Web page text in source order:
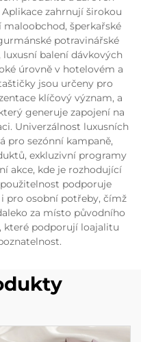
zahrnují širokou
šperkařské
potravinářské
balení dávkových
úrovně v hotelovém a
jsou určeny pro
klíčový význam, a
generuje zapojení na
Univerzálnost luxusních
pro sezónní kampaně,
exkluzivní programy
akce, kde je rozhodující
podporuje
pro osobní potřeby, čímž
za místo původního
které podporují loajalitu